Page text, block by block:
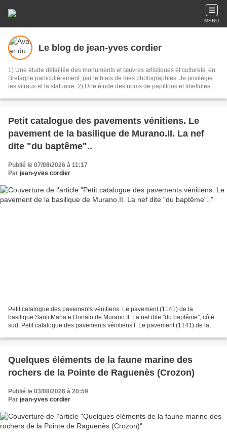
MENU
Le blog de jean-yves cordier
1) Une étude détaillée des monuments et œuvres artistiques et culturels, en
Bretagne particulièrement, par le biais de mes photographies. Je privilégie
les vitraux et la statuaire. 2) Une étude des noms de papillons et libellules
Petit catalogue des pavements vénitiens. Le
pavement de la basilique de Murano.II. La nef
dite "du baptême"..
Publié le 07/08/2026 à 11:17
Par jean-yves cordier
Petit catalogue des pavements vénitiens. Le pavement (1141) de la
basilique Santi Maria e Donato de Murano.II. La nef dite "du baptême", côté
sud. Petit catalogue des pavements vénitiens I. Le pavement (1141) de la
Quelques éléments de la faune marine des
rochers de la Pointe de Raguenès (Crozon)
Publié le 03/08/2026 à 20:59
Par jean-yves cordier